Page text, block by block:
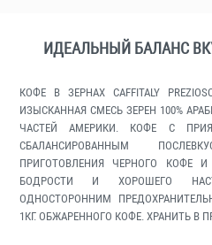
ИДЕАЛЬНЫЙ БАЛАНС
КОФЕ В ЗЕРНАХ CAFFITALY
ИЗЫСКАННАЯ СМЕСЬ ЗЕРЕН 100%
ЧАСТЕЙ АМЕРИКИ. КОФЕ С
СБАЛАНСИРОВАННЫМ
ПРИГОТОВЛЕНИЯ ЧЕРНОГО КОФЕ
БОДРОСТИ И ХОРОШЕГО
ОДНОСТОРОННИМ
1КГ. ОБЖАРЕННОГО КОФЕ. ХРАНИТЬ В